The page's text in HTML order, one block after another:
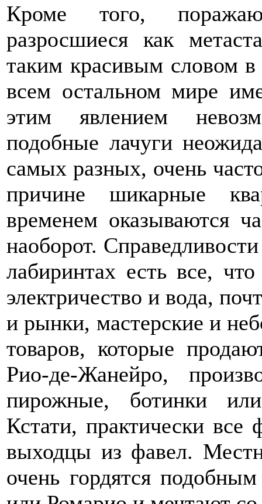
Кроме того,
разросшиеся как
таким красивым словом в
всем остальном мире
этим явлением
подобные лачуги
самых разных, очень
причине шикарные
временем оказываются
наоборот.
лабиринтах есть все,
электричество и вода,
и рынки, мастерские и
товаров, которые
Рио-де-Жанейро,
пирожные, ботинки
Кстати, практически
выходцы из фавел.
очень гордятся